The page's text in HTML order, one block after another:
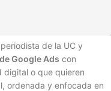
de la UC y
Google Ads con
digital o que quieren
ordenada y enfocada en